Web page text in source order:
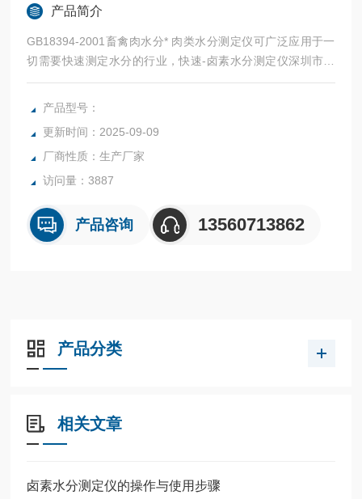
产品简介
GB18394-2001畜禽肉水分* 肉类水分测定仪可广泛应用于一
切需要快速测定水分的行业，快速-卤素水分测定仪深圳市后
王电子科技有限公司始终立志于为用户提供多用途，多性能的
高质量产品，为您打造快速，准确，物超所值的水分测定仪。
产品型号：
更新时间：2025-09-09
厂商性质：生产厂家
访问量：3887
产品咨询 13560713862
产品分类
相关文章
卤素水分测定仪的操作与使用步骤